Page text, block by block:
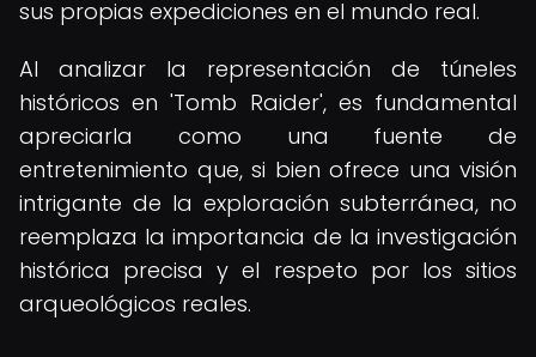
sus propias expediciones en el mundo real.
Al analizar la representación de túneles
históricos en 'Tomb Raider', es fundamental
apreciarla como una fuente de
entretenimiento que, si bien ofrece una visión
intrigante de la exploración subterránea, no
reemplaza la importancia de la investigación
histórica precisa y el respeto por los sitios
arqueológicos reales.